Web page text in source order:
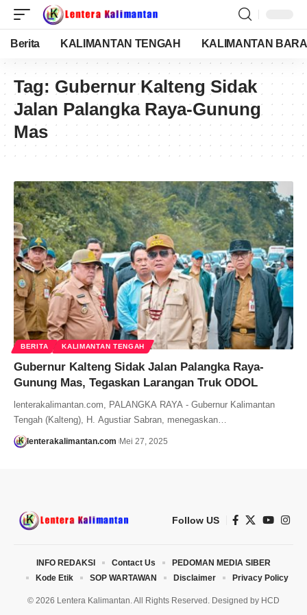
Berita KALIMANTAN TENGAH KALIMANTAN
Tag: Gubernur Kalteng Sidak
Jalan Palangka Raya-Gunung
Mas
BERITA KALIMANTAN TENGAH
Gubernur Kalteng Sidak Jalan Palangka Raya-
Gunung Mas, Tegaskan Larangan Truk ODOL
lenterakalimantan.com, PALANGKA RAYA - Gubernur Kalimantan
Tengah (Kalteng), H. Agustiar Sabran, menegaskan…
lenterakalimantan.com Mei 27, 2025
Follow US
© 2026 Lentera Kalimantan. All Rights Reserved. Designed by HCD
INFO REDAKSI Contact Us
PEDOMAN MEDIA SIBER
Kode Etik
SOP WARTAWAN Disclaimer Privacy Policy